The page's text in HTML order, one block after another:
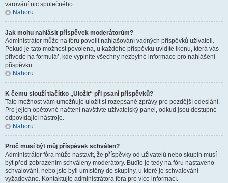
varování nic společného.
Nahoru
Jak mohu nahlásit příspěvek moderátorům?
Administrátor může na fóru povolit nahlašování vadných příspěvků uživateli.
Pokud je tato možnost povolena, u každého příspěvku uvidíte ikonu, která vás
přivede na formulář, kde vyplníte všechny nezbytné informace pro nahlášení
příspěvku.
Nahoru
K čemu slouží tlačítko „Uložit“ při psaní příspěvků?
Tato možnost vám umožňuje uložit si rozepsané zprávy pro pozdější odeslání.
Pro jejich opětovné načtení navštivte uživatelský panel, odkud jsou dostupné
odpovídající nástroje.
Nahoru
Proč musí být můj příspěvek schválen?
Administrátor fóra může nastavit, že příspěvky od uživatelů nebo skupin musí
být před zobrazením schváleny moderátory. Buďto je tedy na fóru nastaveno
schvalování, nebo jste byli umístěny do skupiny, u které je schvalování
vyžadováno. Kontaktujte administrátora fóra pro více informací.